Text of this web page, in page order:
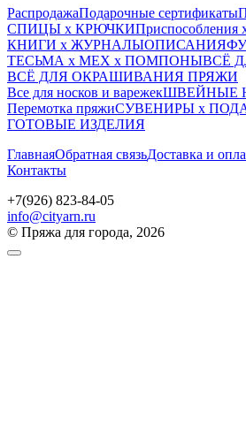
РаспродажаПодарочные сертификаты
СПИЦЫ х КРЮЧКИПриспособления
КНИГИ х ЖУРНАЛЫОПИСАНИЯ
ТЕСЬМА х МЕХ х ПОМПОНЫВСЁ
ВСЁ ДЛЯ ОКРАШИВАНИЯ ПРЯЖИ
Все для носков и варежекШВЕЙНЫЕ
Перемотка пряжиСУВЕНИРЫ х
ГОТОВЫЕ ИЗДЕЛИЯ
ГлавнаяОбратная связьДоставка и
Контакты
+7(926) 823-84-05
info@cityarn.ru
© Пряжа для города, 2026